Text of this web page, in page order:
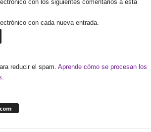
con los siguientes comentarios a esta
con cada nueva entrada.
reducir el spam. Aprende cómo se procesan los